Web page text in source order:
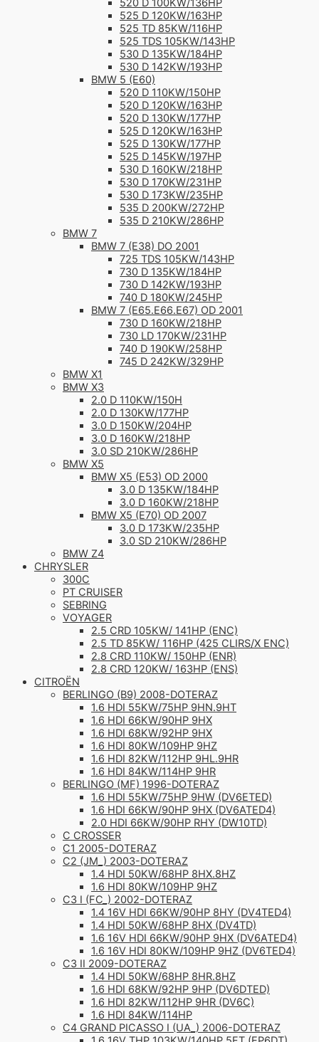
520 D 100KW/136HP
525 D 120KW/163HP
525 TD 85KW/116HP
525 TDS 105KW/143HP
530 D 135KW/184HP
530 D 142KW/193HP
BMW 5 (E60)
520 D 110KW/150HP
520 D 120KW/163HP
520 D 130KW/177HP
525 D 120KW/163HP
525 D 130KW/177HP
525 D 145KW/197HP
530 D 160KW/218HP
530 D 170KW/231HP
530 D 173KW/235HP
535 D 200KW/272HP
535 D 210KW/286HP
BMW 7
BMW 7 (E38) DO 2001
725 TDS 105KW/143HP
730 D 135KW/184HP
730 D 142KW/193HP
740 D 180KW/245HP
BMW 7 (E65.E66.E67) OD 2001
730 D 160KW/218HP
730 LD 170KW/231HP
740 D 190KW/258HP
745 D 242KW/329HP
BMW X1
BMW X3
2.0 D 110KW/150H
2.0 D 130KW/177HP
3.0 D 150KW/204HP
3.0 D 160KW/218HP
3.0 SD 210KW/286HP
BMW X5
BMW X5 (E53) OD 2000
3.0 D 135KW/184HP
3.0 D 160KW/218HP
BMW X5 (E70) OD 2007
3.0 D 173KW/235HP
3.0 SD 210KW/286HP
BMW Z4
CHRYSLER
300C
PT CRUISER
SEBRING
VOYAGER
2.5 CRD 105KW/ 141HP (ENC)
2.5 TD 85KW/ 116HP (425 CLIRS/X ENC)
2.8 CRD 110KW/ 150HP (ENR)
2.8 CRD 120KW/ 163HP (ENS)
CITROËN
BERLINGO (B9) 2008-DOTERAZ
1.6 HDI 55KW/75HP 9HN.9HT
1.6 HDI 66KW/90HP 9HX
1.6 HDI 68KW/92HP 9HX
1.6 HDI 80KW/109HP 9HZ
1.6 HDI 82KW/112HP 9HL.9HR
1.6 HDI 84KW/114HP 9HR
BERLINGO (MF) 1996-DOTERAZ
1.6 HDI 55KW/75HP 9HW (DV6ETED)
1.6 HDI 66KW/90HP 9HX (DV6ATED4)
2.0 HDI 66KW/90HP RHY (DW10TD)
C CROSSER
C1 2005-DOTERAZ
C2 (JM_) 2003-DOTERAZ
1.4 HDI 50KW/68HP 8HX.8HZ
1.6 HDI 80KW/109HP 9HZ
C3 I (FC_) 2002-DOTERAZ
1.4 16V HDI 66KW/90HP 8HY (DV4TED4)
1.4 HDI 50KW/68HP 8HX (DV4TD)
1.6 16V HDI 66KW/90HP 9HX (DV6ATED4)
1.6 16V HDI 80KW/109HP 9HZ (DV6TED4)
C3 II 2009-DOTERAZ
1.4 HDI 50KW/68HP 8HR.8HZ
1.6 HDI 68KW/92HP 9HP (DV6DTED)
1.6 HDI 82KW/112HP 9HR (DV6C)
1.6 HDI 84KW/114HP
C4 GRAND PICASSO I (UA_) 2006-DOTERAZ